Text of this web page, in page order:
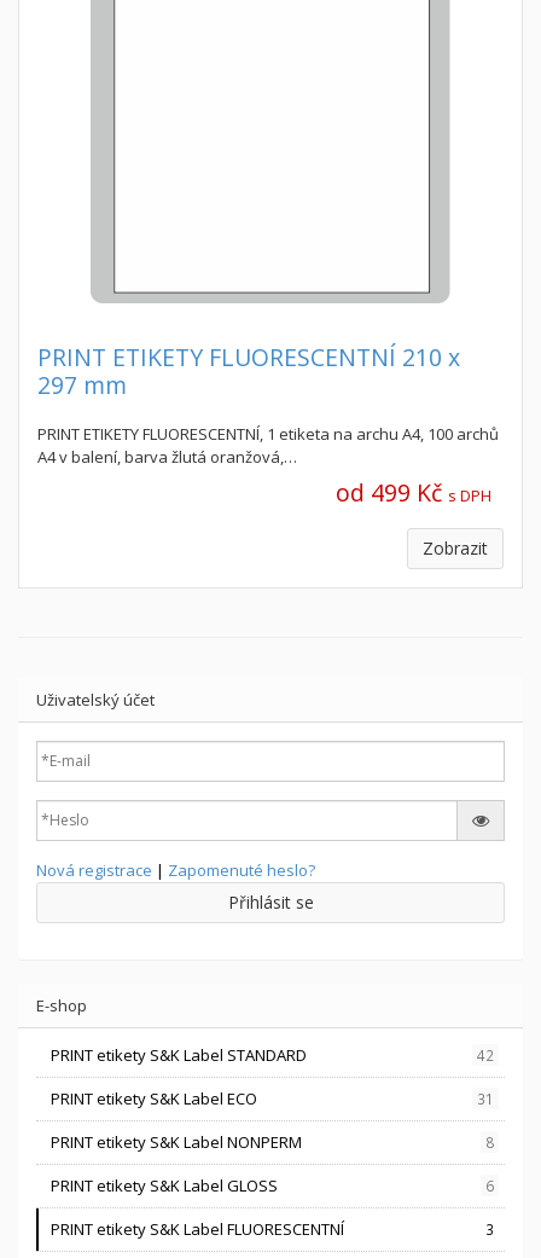
PRINT ETIKETY FLUORESCENTNÍ 210 x
297 mm
PRINT ETIKETY FLUORESCENTNÍ, 1 etiketa na archu A4, 100 archů
A4 v balení, barva žlutá oranžová,…
od 499 Kč s DPH
Zobrazit
Uživatelský účet
Nová registrace | Zapomenuté heslo?
Přihlásit se
E-shop
PRINT etikety S&K Label STANDARD 42
PRINT etikety S&K Label ECO 31
PRINT etikety S&K Label NONPERM 8
PRINT etikety S&K Label GLOSS 6
PRINT etikety S&K Label FLUORESCENTNÍ 3